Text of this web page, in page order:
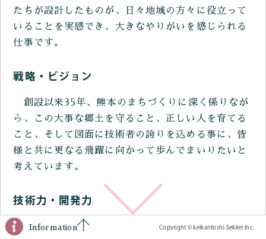
たちが設計したものが、日々地域の方々に役立って
いることを実感でき、大きなやりがいを感じられる
仕事です。
戦略・ビジョン
創設以来35年、熊本のまちづくりに深く係りなが
ら、この大事な郷土を守ること、正しい人を育てる
こと、そして図面に技術者の誇りを込める事に、皆
様と共に更なる飛躍に向かって歩んでまいりたいと
考えています。
技術力・開発力
なぜ発注依頼が多いのか？それは、当社に所属す
Copyright © keikantoshi-Sekkei Inc.
Information